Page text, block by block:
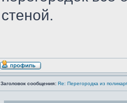
стеной.
Заголовок сообщения: Re: Перегородка из